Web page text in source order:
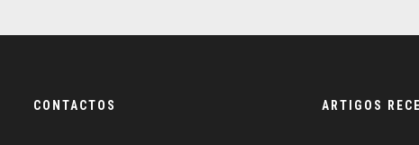
CONTACTOS ARTIGOS